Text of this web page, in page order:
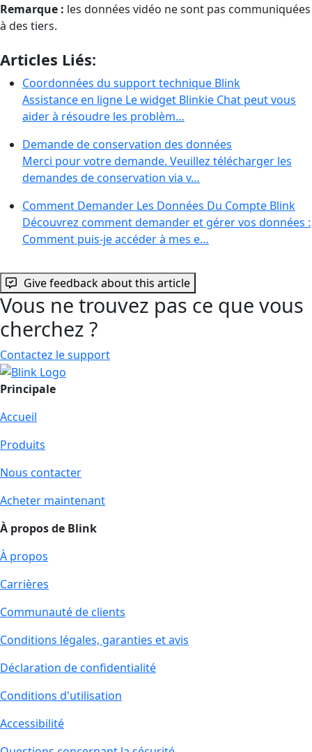
Remarque : les données vidéo ne sont pas communiquées
à des tiers.
Articles Liés:
Coordonnées du support technique Blink
Assistance en ligne Le widget Blinkie Chat peut vous
aider à résoudre les problèm…
Demande de conservation des données
Merci pour votre demande. Veuillez télécharger les
demandes de conservation via v…
Comment Demander Les Données Du Compte Blink
Découvrez comment demander et gérer vos données :
Comment puis-je accéder à mes e…
Give feedback about this article
Vous ne trouvez pas ce que vous
cherchez ?
Contactez le support
Principale
Accueil
Produits
Nous contacter
Acheter maintenant
À propos de Blink
À propos
Carrières
Communauté de clients
Conditions légales, garanties et avis
Déclaration de confidentialité
Conditions d'utilisation
Accessibilité